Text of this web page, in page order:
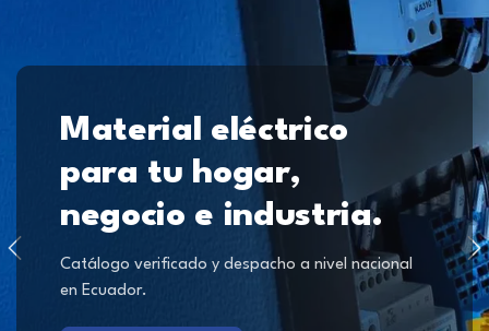
Material eléctrico
para tu hogar,
negocio e industria.
Catálogo verificado y despacho a nivel nacional
en Ecuador.